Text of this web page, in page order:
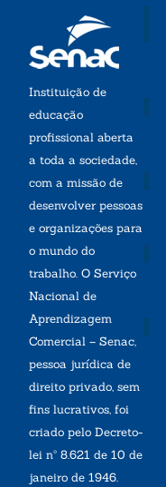
Instituição de
educação
profissional aberta
a toda a sociedade,
com a missão de
desenvolver pessoas
e organizações para
o mundo do
trabalho. O Serviço
Nacional de
Aprendizagem
Comercial – Senac,
pessoa jurídica de
direito privado, sem
fins lucrativos, foi
criado pelo Decreto-
lei nº 8.621 de 10 de
janeiro de 1946.